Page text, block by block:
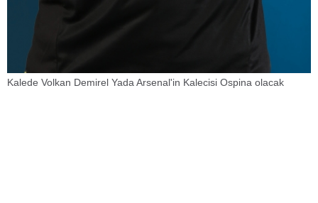
Kalede Volkan Demirel Yada Arsenal'in Kalecisi Ospina olacak